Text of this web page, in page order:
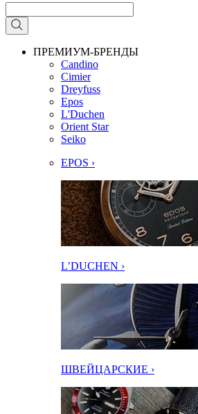
ПРЕМИУМ-БРЕНДЫ
Candino
Cimier
Dreyfuss
Epos
L'Duchen
Orient Star
Seiko
EPOS ›
L’DUCHEN ›
ШВЕЙЦАРСКИЕ ›